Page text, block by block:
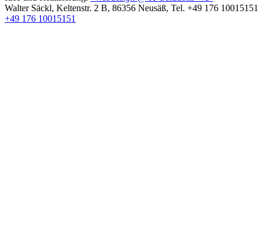
Walter Säckl, Keltenstr. 2 B, 86356 Neusäß, Tel. +49 176 10015151
+49 176 10015151